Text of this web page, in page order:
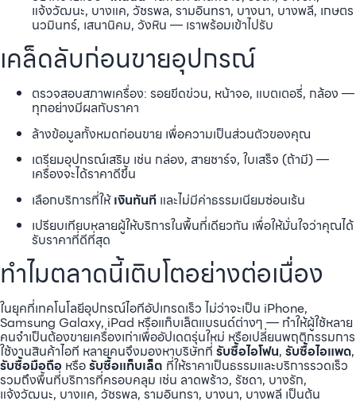
แจ้งวัฒนะ, บางแค, วัชรพล, รามอินทรา, บางนา, บางพลี, เกษตร
นวมินทร์, เสนานิคม, วังหิน — เราพร้อมเข้าไปรับ
เคล็ดลับก่อนขายอุปกรณ์
ตรวจสอบสภาพเครื่อง: รอยขีดข่วน, หน้าจอ, แบตเตอรี่, กล้อง —
ทุกอย่างมีผลกับราคา
ล้างข้อมูลทั้งหมดก่อนขาย เพื่อความเป็นส่วนตัวของคุณ
เตรียมอุปกรณ์เสริม เช่น กล่อง, สายชาร์จ, ใบเสร็จ (ถ้ามี) —
เครื่องจะได้ราคาดีขึ้น
เลือกบริการที่ให้เงินทันที และไม่มีค่าธรรมเนียมซ่อนเร้น
เปรียบเทียบหลายผู้ให้บริการในพื้นที่เดียวกัน เพื่อให้มั่นใจว่าคุณได้
รับราคาที่ดีที่สุด
ทำไมตลาดนี้เติบโตอย่างต่อเนื่อง
ในยุคที่เทคโนโลยีอุปกรณ์ไอทีอัปเกรดเร็ว ไม่ว่าจะเป็น iPhone,
Samsung Galaxy, iPad หรือแท็บเล็ตแบรนด์ต่างๆ — ทำให้ผู้ใช้หลาย
คนจำเป็นต้องขายเครื่องเก่าเพื่ออัปเดตรุ่นใหม่ หรือเปลี่ยนพฤติกรรมการ
ใช้งานสินค้าไอที หลายคนจึงมองหาบริษัทที่ รับซื้อไอโฟน, รับซื้อไอแพด,
รับซื้อมือถือ หรือรับซื้อแท็บเล็ต ที่ให้ราคาเป็นธรรมและบริการรวดเร็ว
รวมถึงพื้นที่บริการที่ครอบคลุม เช่น ลาดพร้าว, รัชดา, บางรัก,
แจ้งวัฒนะ, บางแค, วัชรพล, รามอินทรา, บางนา, บางพลี เป็นต้น